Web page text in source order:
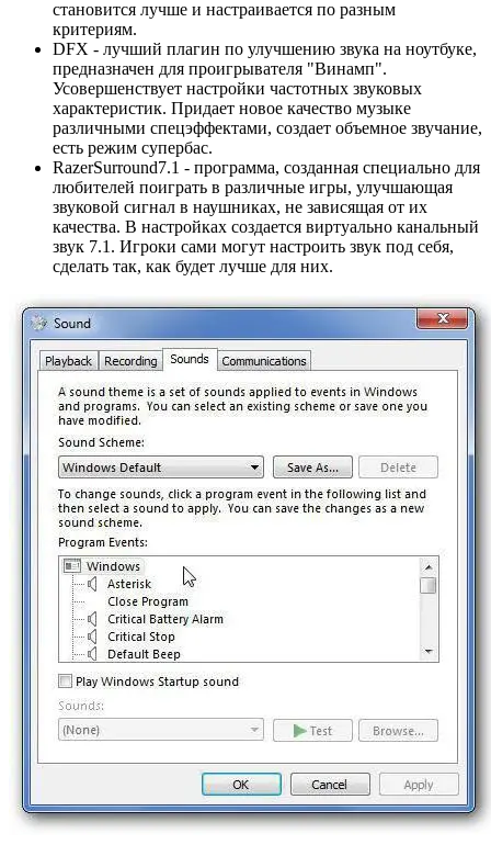
становится лучше и настраивается по разным
критериям.
DFX - лучший плагин по улучшению звука на ноутбуке,
предназначен для проигрывателя "Винамп".
Усовершенствует настройки частотных звуковых
характеристик. Придает новое качество музыке
различными спецэффектами, создает объемное звучание,
есть режим супербас.
RazerSurround7.1 - программа, созданная специально для
любителей поиграть в различные игры, улучшающая
звуковой сигнал в наушниках, не зависящая от их
качества. В настройках создается виртуально канальный
звук 7.1. Игроки сами могут настроить звук под себя,
сделать так, как будет лучше для них.